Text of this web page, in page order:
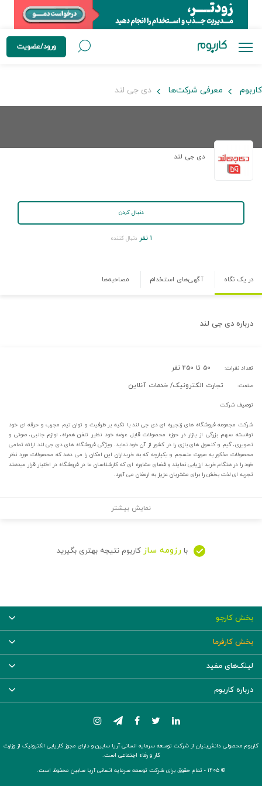
ورود/عضویت
کاربوم معرفی شرکت‌ها دی جی لند
دی جی لند
دنبال کردن
۱ نفر دنبال کننده
در یک نگاه آگهی‌های استخدام مصاحبه‌ها
درباره دی جی لند
تعداد نفرات: ۵۰ تا ۲۵۰ نفر
صنعت: تجارت الکترونیک/ خدمات آنلاین
توصیف شرکت
شرکت مجموعه فروشگاه های زنجیره ای دی جی لند با تکیه بر ظرفیت و توان تیم مجرب و حرفه ای خود
توانسته سهم بزرگی از بازار در حوزه محصولات قابل عرضه خود نظیر تلفن همراه، لوازم جانبی، صوتی و
تصویری، گیم و کنسول های بازی را در کشور از آن خود نماید. ویژگی فروشگاه های دی جی لند ارائه تمامی
محصولات مذکور به صورت منسجم و یکپارچه که به خریداران این امکان را می دهد که محصولات مورد نظر
خود را در هنگام خرید ارزیابی نمایند و فضای مشاوره ای که کارشناسان ما در فروشگاه در اختیار قرار میدهند
تجربه ای لذت بخش را برای مشتریان عزیز به ارمغان می آورد.
نمایش بیشتر
با رزومه ساز کاربوم نتیجه بهتری بگیرید
بخش کارجو
بخش کارفرما
لینک‌های مفید
درباره کاربوم
کاربوم محصولی دانش‌بنیان از شرکت توسعه سرمایه انسانی آریا سابین و دارای مجوز کاریابی الکترونیک از وزارت
کار و رفاه اجتماعی است.
© ۱۴۰۵ -
تمام حقوق برای شرکت توسعه سرمایه انسانی آریا سابین محفوظ است.